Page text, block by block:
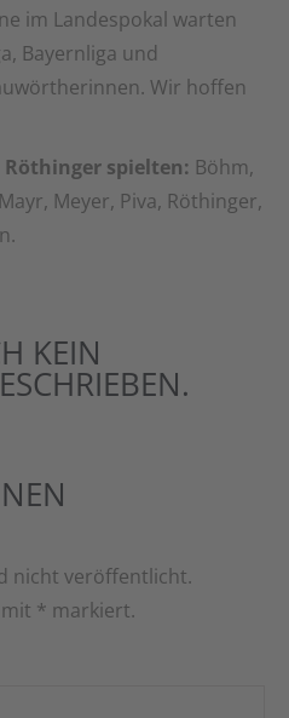
im Landespokal warten
Bayernliga und
Wir hoffen
spielten: Böhm,
Meyer, Piva, Röthinger,
KEIN
nicht veröffentlicht.
* markiert.